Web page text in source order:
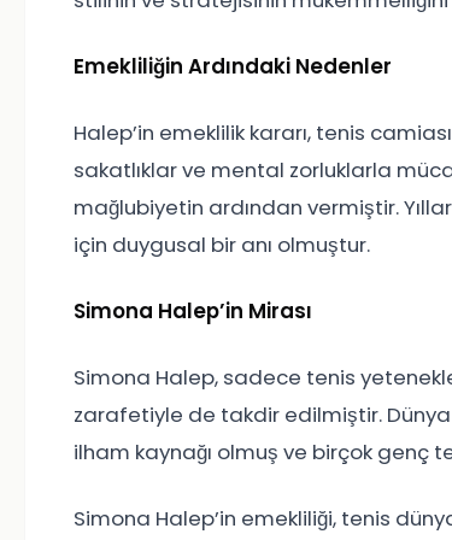
Emekliliğin Ardındaki Nedenler
Halep’in emeklilik kararı, tenis
sakatlıklar ve mental zorluklarla
mağlubiyetin ardından vermiştir.
için duygusal bir anı olmuştur.
Simona Halep’in Mirası
Simona Halep, sadece tenis
zarafetiyle de takdir edilmiştir. Dünya
ilham kaynağı olmuş ve birçok genç
Simona Halep’in emekliliği, tenis